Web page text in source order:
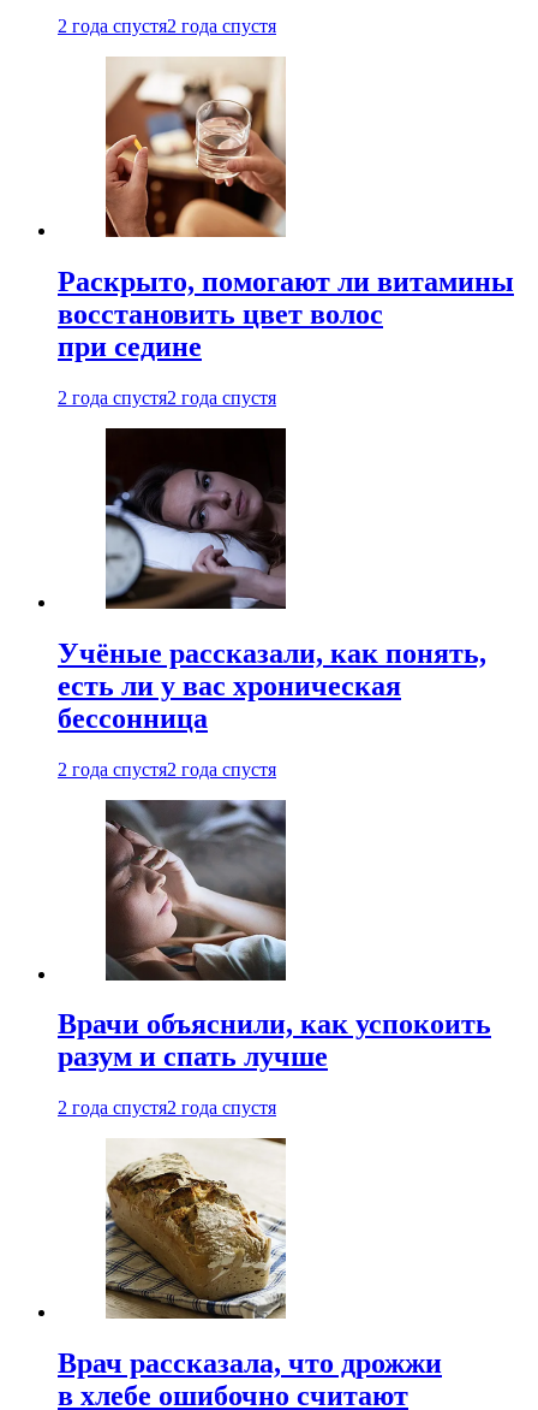
2 года спустя2 года спустя
Раскрыто, помогают ли витамины
восстановить цвет волос
при седине
2 года спустя2 года спустя
Учёные рассказали, как понять,
есть ли у вас хроническая
бессонница
2 года спустя2 года спустя
Врачи объяснили, как успокоить
разум и спать лучше
2 года спустя2 года спустя
Врач рассказала, что дрожжи
в хлебе ошибочно считают